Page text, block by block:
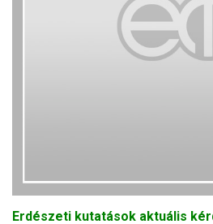
Erdészeti kutatások aktuális